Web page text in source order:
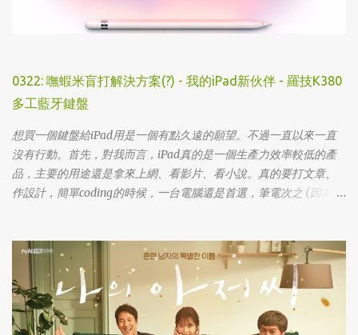
0322: 嘸蝦米盲打解決方案(?) - 我的iPad新伙伴 - 羅技K380
多工藍牙鍵盤
想買一個鍵盤給iPad用是一個有點久遠的願望。不過一直以來一直
沒有行動。首先，對我而言，iPad真的是一個生產力效率較低的產
品，主要的用途還是拿來上網、看影片、看小說。真的要打文章、
作設計，簡單coding的時候，一台電腦還是首選，筆電次之 (因為我
這一塊吧... 可惜大一畫了一個學期的蛋之後，我就知道我在這一塊應
該是沒啥天份的XD